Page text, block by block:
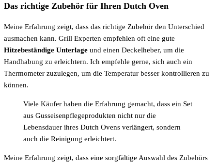
Das richtige Zubehör für Ihren Dutch Oven
Meine Erfahrung zeigt, dass das richtige Zubehör den Unterschied
ausmachen kann. Grill Experten empfehlen oft eine gute
Hitzebeständige Unterlage und einen Deckelheber, um die
Handhabung zu erleichtern. Ich empfehle gerne, sich auch ein
Thermometer zuzulegen, um die Temperatur besser kontrollieren zu
können.
Viele Käufer haben die Erfahrung gemacht, dass ein Set
aus Gusseisenpflegeprodukten nicht nur die
Lebensdauer ihres Dutch Ovens verlängert, sondern
auch die Reinigung erleichtert.
Meine Erfahrung zeigt, dass eine sorgfältige Auswahl des Zubehörs